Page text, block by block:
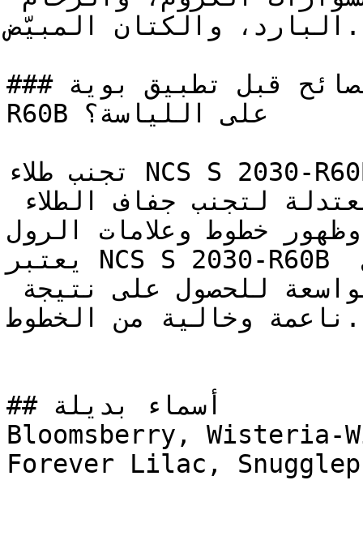
البارد، والكتان المبيّض.
### ما هي أهم النصائح قبل تطبيق بوية NCS S 2030-
R60B على اللياسة؟
تجنب طلاء NCS S 2030-R60B تحت أشعة الشمس المباشرة؛
خطوط وعلامات الرول.
يعتبر NCS S 2030-R60B مثالياً للتطبيق باستخدام رول
ناعمة وخالية من الخطوط.
## أسماء بديلة
Bloomsberry, Wisteria-
Forever Lilac,